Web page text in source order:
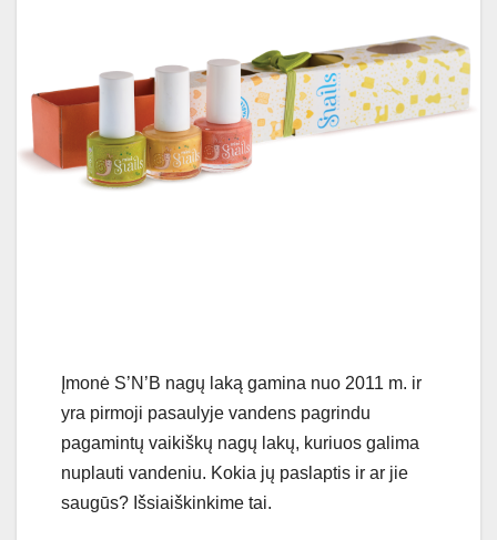
Įmonė S’N’B nagų laką gamina nuo 2011 m. ir
yra pirmoji pasaulyje vandens pagrindu
pagamintų vaikiškų nagų lakų, kuriuos galima
nuplauti vandeniu. Kokia jų paslaptis ir ar jie
saugūs? Išsiaiškinkime tai.